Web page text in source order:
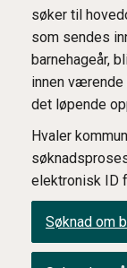
søker til
som sendes
barnehageår,
innen værende
det løpende
Hvaler
elektronisk ID
Søknad om